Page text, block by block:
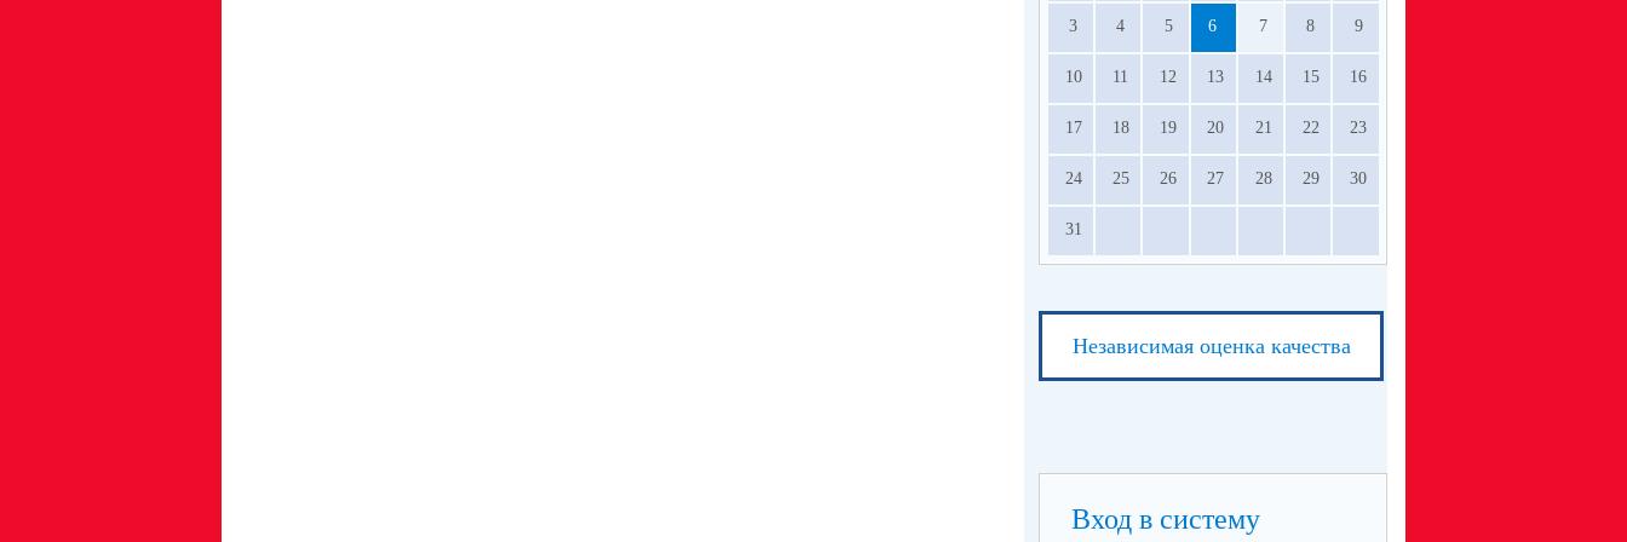
3 4 5 6 7 8 9
10 11 12 13 14 15 16
17 18 19 20 21 22 23
24 25 26 27 28 29 30
31
Независимая оценка качества
Вход в систему